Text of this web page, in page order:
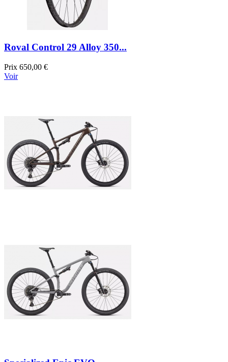
Roval Control 29 Alloy 350...
Prix 650,00 €
Voir